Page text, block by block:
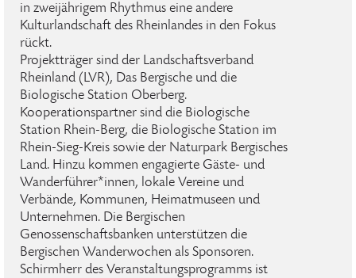
in zweijährigem Rhythmus eine andere
Kulturlandschaft des Rheinlandes in den Fokus
rückt.
Projektträger sind der Landschaftsverband
Rheinland (LVR), Das Bergische und die
Biologische Station Oberberg.
Kooperationspartner sind die Biologische
Station Rhein-Berg, die Biologische Station im
Rhein-Sieg-Kreis sowie der Naturpark Bergisches
Land. Hinzu kommen engagierte Gäste- und
Wanderführer*innen, lokale Vereine und
Verbände, Kommunen, Heimatmuseen und
Unternehmen. Die Bergischen
Genossenschaftsbanken unterstützen die
Bergischen Wanderwochen als Sponsoren.
Schirmherr des Veranstaltungsprogramms ist